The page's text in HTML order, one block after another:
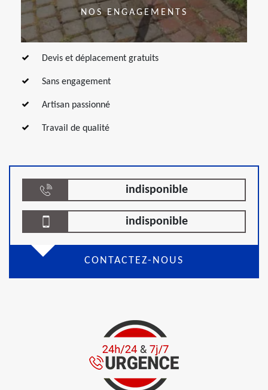
NOS ENGAGEMENTS
Devis et déplacement gratuits
Sans engagement
Artisan passionné
Travail de qualité
indisponible
indisponible
CONTACTEZ-NOUS